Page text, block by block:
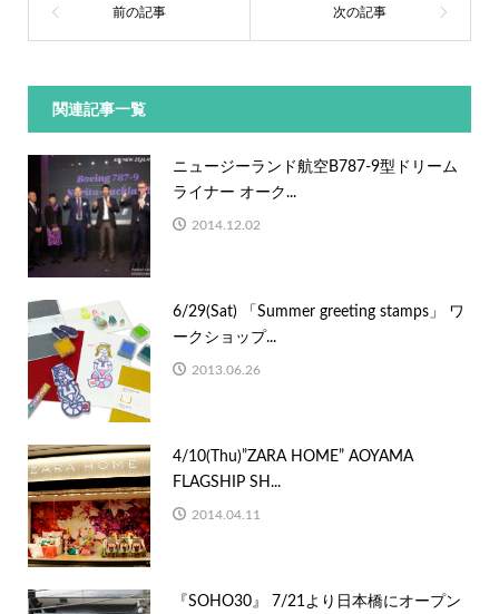
関連記事一覧
ニュージーランド航空B787-9型ドリーム
ライナー オーク...
2014.12.02
6/29(Sat) 「Summer greeting stamps」 ワ
ークショップ...
2013.06.26
4/10(Thu)”ZARA HOME” AOYAMA
FLAGSHIP SH...
2014.04.11
『SOHO30』 7/21より日本橋にオープン